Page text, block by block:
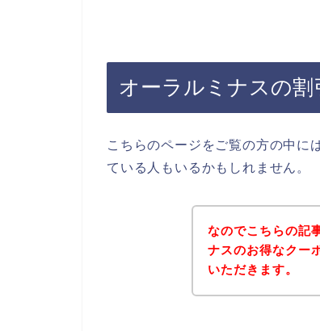
オーラルミナスの
こちらのページをご覧の方の中に
ている人もいるかもしれません。
なのでこちらの記
ナスのお得なクー
いただきます。